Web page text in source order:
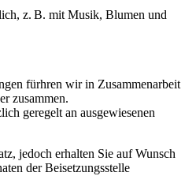
z. B. mit Musik, Blumen und
fürhren wir in Zusammenarbeit
zusammen.
geregelt an ausgewiesenen
jedoch erhalten Sie auf Wunsch
der Beisetzungsstelle